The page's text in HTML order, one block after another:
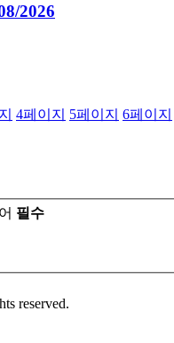
2026
4페이지 5페이지 6페이지
필수
reserved.